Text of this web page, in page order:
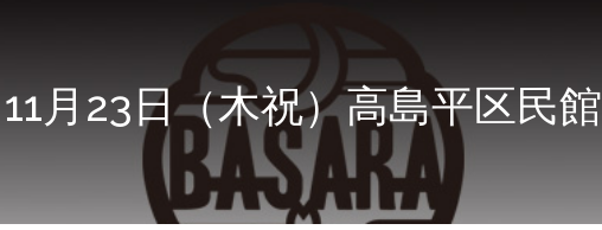
11月23日（木祝）高島平区民館